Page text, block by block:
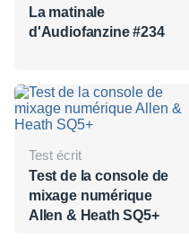
La matinale
d'Audiofanzine #234
Test écrit
Test de la console de
mixage numérique
Allen & Heath SQ5+